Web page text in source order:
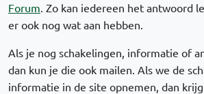
Forum. Zo kan iedereen het antwoord
er ook nog wat aan hebben.
Als je nog schakelingen, informatie of
dan kun je die ook mailen. Als we de
informatie in de site opnemen, dan